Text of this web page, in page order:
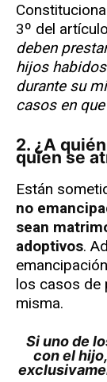
3º del
deben
hijos
durante su
casos en
2. ¿A quién afecta la patria potestad y a
quien se
Están
no
sean
adoptivos.
los casos de
misma.
Si uno de los padres no convive físicamente
con el